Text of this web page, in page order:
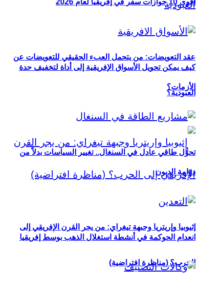
عقد التعويضات: من يتحمل العبء الحقيقي للتعويضات عن
العبودية؟
إثيوبيا وإريتريا وجبهة تيغراي: من يجر القرن الإفريقي إلى
الحرب؟ (مناظرة افتراضية)
أقوى 10 جوازات سفر في إفريقيا لعام 2026
كيف يمكن تحويل الأسواق الإفريقية إلى أداة لتخفيف حدة
الأزمات؟
تحوُّل طاقي عادل في السنغال.. تغيير السياسات بدلاً من
دوّامة الديون
انعدام الحوكمة في أنشطة استغلال الذهب بوسط إفريقيا